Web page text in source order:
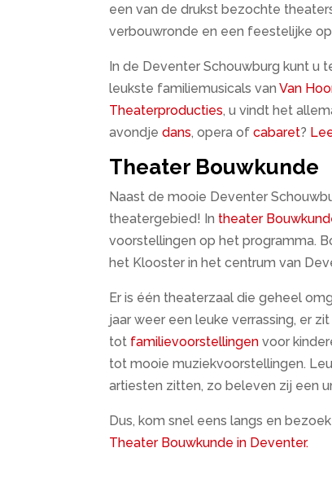
een van de drukst bezochte
verbouwronde en een feestelijke
In de Deventer Schouwburg kunt u
leukste familiemusicals vanVan
Theaterproducties, u vindt het
avondjedans, opera ofcabaret?
Theater Bouwkunde
Naast de mooie Deventer
theatergebied! In theater
voorstellingen op het programma.
het Klooster in het centrum van
Er is één theaterzaal die geheel
jaar weer een leuke verrassing, er
tot familievoorstellingen voor
tot mooie muziekvoorstellingen.
artiesten zitten, zo beleven zij een
Dus, kom snel eens langs en
Theater Bouwkunde in Deventer.